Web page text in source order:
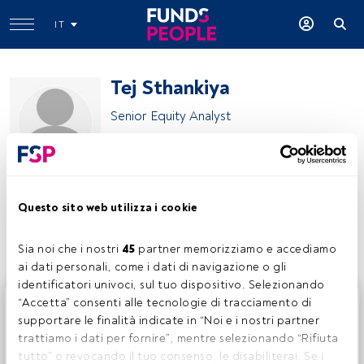
Questo sito web utilizza i cookie
Sia noi che i nostri 45 partner memorizziamo e accediamo
ai dati personali, come i dati di navigazione o gli
identificatori univoci, sul tuo dispositivo. Selezionando
“Accetta” consenti alle tecnologie di tracciamento di
supportare le finalità indicate in “Noi e i nostri partner
trattiamo i dati per fornire”, mentre selezionando “Rifiuta
tutto” o revocando il tuo consenso, le disabiliterai. Se i
IT
Tej Sthankiya
Senior Equity Analyst
Condividi:
Questo è un articolo riservato agli utenti FundsPeople. Se
sei già registrato, accedi tramite il pulsante Login. Se non
hai ancora un account, ti invitiamo a registrarti per scoprire
tutti i contenuti che FundsPeople ha da offrire.